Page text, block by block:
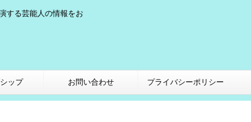
する芸能人の情報をお
ップ お問い合わせ プライバシーポリシー